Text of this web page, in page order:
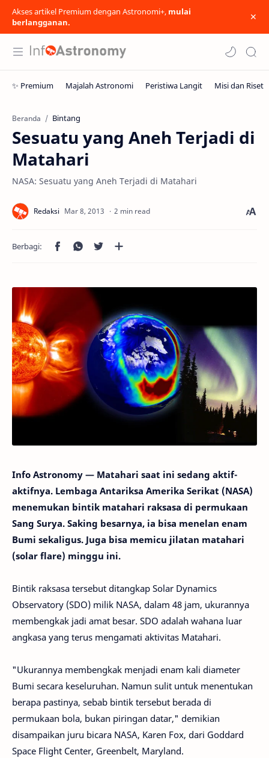
Akses artikel Premium dengan Astronomi+, mulai
berlangganan.
Beranda Bintang
Sesuatu yang Aneh Terjadi di
Matahari
NASA: Sesuatu yang Aneh Terjadi di Matahari
2 min read
Info Astronomy — Matahari saat ini sedang aktif-
aktifnya. Lembaga Antariksa Amerika Serikat (NASA)
menemukan bintik matahari raksasa di permukaan
Sang Surya. Saking besarnya, ia bisa menelan enam
Bumi sekaligus. Juga bisa memicu jilatan matahari
(solar flare) minggu ini.
Bintik raksasa tersebut ditangkap Solar Dynamics
Observatory (SDO) milik NASA, dalam 48 jam, ukurannya
membengkak jadi amat besar. SDO adalah wahana luar
angkasa yang terus mengamati aktivitas Matahari.
"Ukurannya membengkak menjadi enam kali diameter
Bumi secara keseluruhan. Namun sulit untuk menentukan
berapa pastinya, sebab bintik tersebut berada di
permukaan bola, bukan piringan datar," demikian
disampaikan juru bicara NASA, Karen Fox, dari Goddard
Space Flight Center, Greenbelt, Maryland.